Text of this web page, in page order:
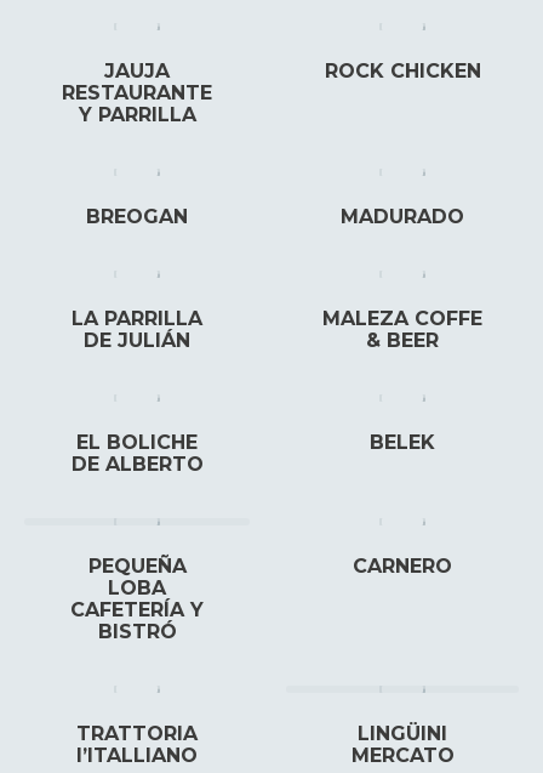
JAUJA
RESTAURANTE
Y PARRILLA
ROCK CHICKEN
BREOGAN MADURADO
LA PARRILLA
DE JULIÁN
MALEZA COFFE
& BEER
EL BOLICHE
DE ALBERTO
BELEK
PEQUEÑA
LOBA
CAFETERÍA Y
BISTRÓ
CARNERO
TRATTORIA
I’ITALLIANO
LINGÜINI
MERCATO